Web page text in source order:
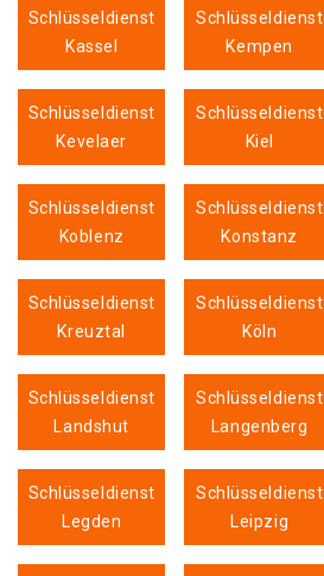
Schlüsseldienst
Kassel
Schlüsseldienst
Kempen
Schlüsseldienst
Kevelaer
Schlüsseldienst
Kiel
Schlüsseldienst
Koblenz
Schlüsseldienst
Konstanz
Schlüsseldienst
Kreuztal
Schlüsseldienst
Köln
Schlüsseldienst
Landshut
Schlüsseldienst
Langenberg
Schlüsseldienst
Legden
Schlüsseldienst
Leipzig